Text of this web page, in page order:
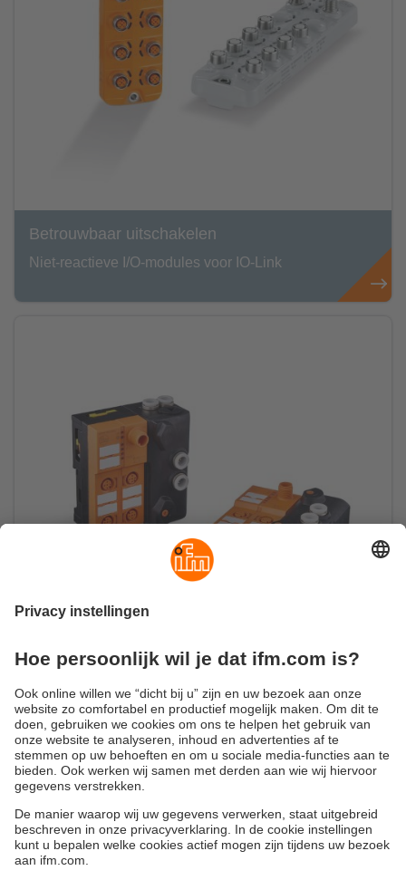
Betrouwbaar uitschakelen
Niet-reactieve I/O-modules voor IO-Link
Pneumatiek aansturen via IO-Link
AirBoxen met IO-Link
Duurzaamheid
Algemene verkoop- en leveringsvoorwaarden